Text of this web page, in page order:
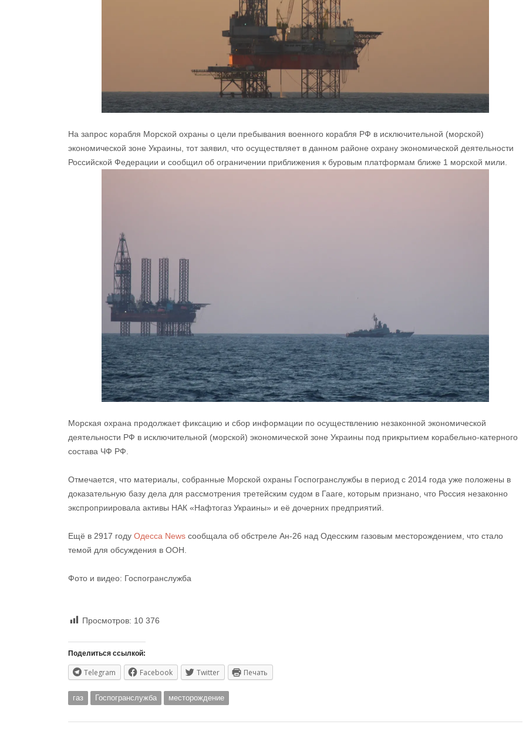
На запрос корабля Морской охраны о цели пребывания военного корабля РФ в исключительной (морской)
экономической зоне Украины, тот заявил, что осуществляет в данном районе охрану экономической деятельности
Российской Федерации и сообщил об ограничении приближения к буровым платформам ближе 1 морской мили.
Морская охрана продолжает фиксацию и сбор информации по осуществлению незаконной экономической
деятельности РФ в исключительной (морской) экономической зоне Украины под прикрытием корабельно-катерного
состава ЧФ РФ.
Отмечается, что материалы, собранные Морской охраны Госпогранслужбы в период с 2014 года уже положены в
доказательную базу дела для рассмотрения третейским судом в Гааге, которым признано, что Россия незаконно
экспроприировала активы НАК «Нафтогаз Украины» и её дочерних предприятий.
Ещё в 2917 году Одесса News сообщала об обстреле Ан-26 над Одесским газовым месторождением, что стало
темой для обсуждения в ООН.
Фото и видео: Госпогранслужба
Просмотров: 10 376
Поделиться ссылкой:
Telegram Facebook Twitter Печать
газ Госпогранслужба месторождение